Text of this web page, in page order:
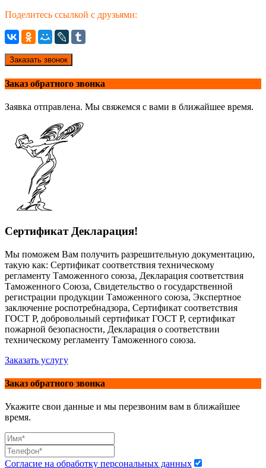
Поделитесь ссылкой с друзьями:
Заказать звонок
Заказ обратного звонка
Заявка отправлена. Мы свяжемся с вами в ближайшее время.
Сертификат Декларация!
Мы поможем Вам получить разрешительную документацию,
такую как: Сертификат соответствия техническому
регламенту Таможенного союза, Декларация соответствия
Таможенного Союза, Свидетельство о государственной
регистрации продукции Таможенного союза, Экспертное
заключение роспотребнадзора, Сертификат соответствия
ГОСТ Р, добровольный сертификат ГОСТ Р, сертификат
пожарной безопасности, Декларация о соответствии
техническому регламенту Таможенного союза.
Заказать услугу
Заказ обратного звонка
Укажите свои данные и мы перезвоним вам в ближайшее
время.
Согласие на обработку персональных данных